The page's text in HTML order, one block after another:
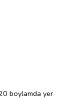
boylamda yer